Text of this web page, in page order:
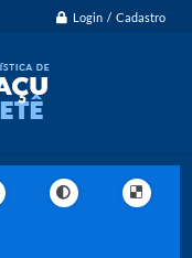
Login / Cadastro